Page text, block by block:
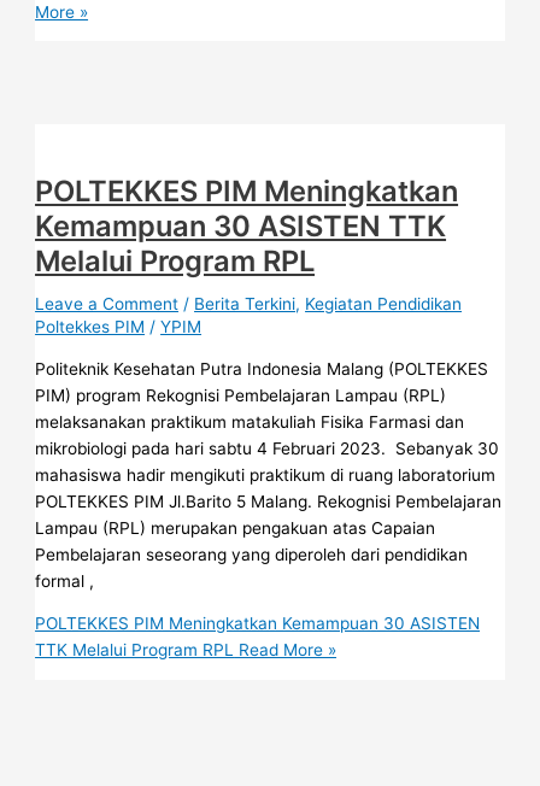
More »
POLTEKKES PIM Meningkatkan
Kemampuan 30 ASISTEN TTK
Melalui Program RPL
Leave a Comment / Berita Terkini, Kegiatan Pendidikan
Poltekkes PIM /YPIM
Politeknik Kesehatan Putra Indonesia Malang (POLTEKKES
PIM) program Rekognisi Pembelajaran Lampau (RPL)
melaksanakan praktikum matakuliah Fisika Farmasi dan
mikrobiologi pada hari sabtu 4 Februari 2023. Sebanyak 30
mahasiswa hadir mengikuti praktikum di ruang laboratorium
POLTEKKES PIM Jl.Barito 5 Malang. Rekognisi Pembelajaran
Lampau (RPL) merupakan pengakuan atas Capaian
Pembelajaran seseorang yang diperoleh dari pendidikan
formal ,
POLTEKKES PIM Meningkatkan Kemampuan 30 ASISTEN
TTK Melalui Program RPL Read More »